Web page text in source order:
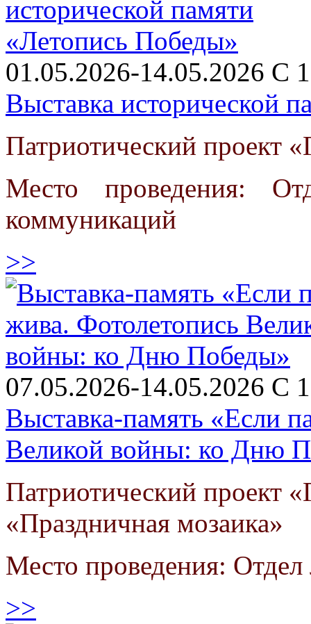
01.05.2026-14.05.2026 С
Выставка исторической
Патриотический проект
Место проведения:
коммуникаций
>>
07.05.2026-14.05.2026 С
Выставка-память «Если
Великой войны: ко Дню
Патриотический проект
«Праздничная мозаика»
Место проведения: Отдел
>>